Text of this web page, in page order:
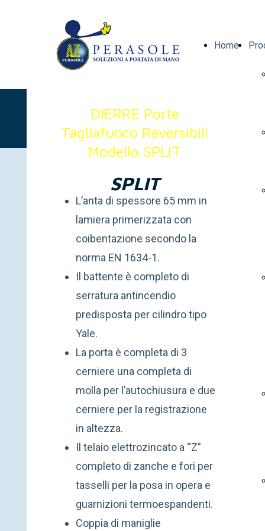
Home
DIERRE Porte
Tagliafuoco Reversibili
Modello SPLIT
SPLIT
L’anta di spessore 65 mm in
lamiera primerizzata con
coibentazione secondo la
norma EN 1634-1.
Il battente è completo di
serratura antincendio
predisposta per cilindro tipo
Yale.
La porta è completa di 3
cerniere una completa di
molla per l’autochiusura e due
cerniere per la registrazione
in altezza.
Il telaio elettrozincato a “Z”
completo di zanche e fori per
tasselli per la posa in opera e
guarnizioni termoespandenti.
Coppia di maniglie